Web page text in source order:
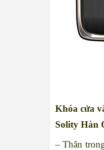
Khóa cửa
Solity Hàn
– Thân